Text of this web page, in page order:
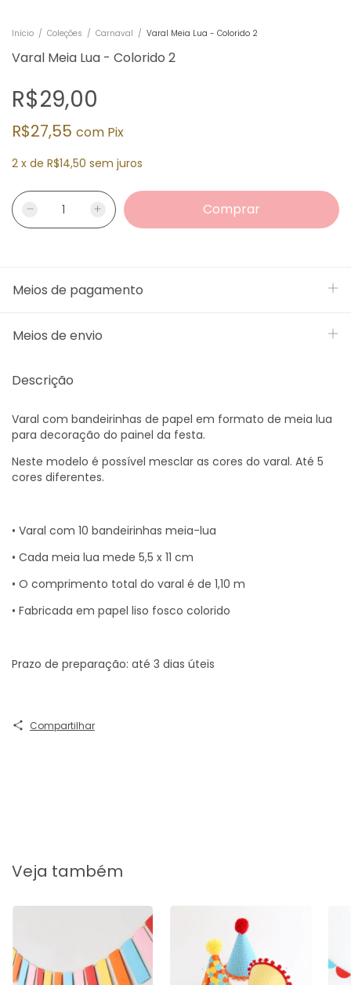
Início / Coleções / Carnaval / Varal Meia Lua - Colorido 2
Varal Meia Lua - Colorido 2
R$29,00
R$27,55 com Pix
2 x de R$14,50 sem juros
Meios de pagamento
Meios de envio
Descrição
Varal com bandeirinhas de papel em formato de meia lua
para decoração do painel da festa.
Neste modelo é possível mesclar as cores do varal. Até 5
cores diferentes.
• Varal com 10 bandeirinhas meia-lua
• Cada meia lua mede 5,5 x 11 cm
• O comprimento total do varal é de 1,10 m
• Fabricada em papel liso fosco colorido
Prazo de preparação: até 3 dias úteis
Compartilhar
Veja também